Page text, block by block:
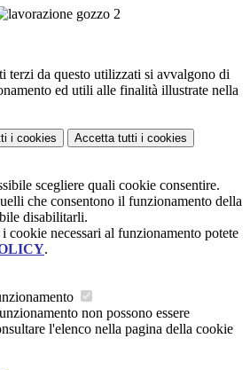
terzi da questo utilizzati si avvalgono di
ed utili alle finalità illustrate nella
i cookies Accetta tutti i cookies
scegliere quali cookie consentire.
che consentono il funzionamento della
disabilitarli.
cookie necessari al funzionamento potete
.
non possono essere
l'elenco nella pagina della cookie